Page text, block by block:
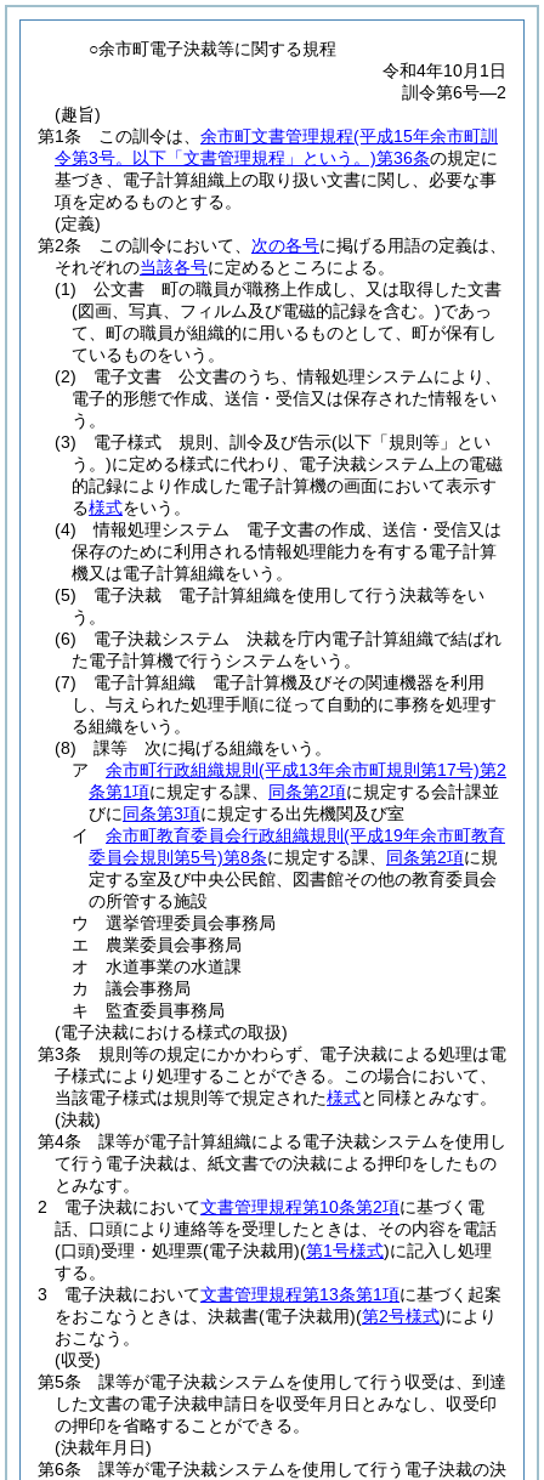
○余市町電子決裁等に関する規程
令和4年10月1日
訓令第6号―2
(趣旨)
第1条
この訓令は、 余市町文書管理規程(平成15年余市町訓
令第3号。以下「文書管理規程」という。)第36条の規定に
基づき、電子計算組織上の取り扱い文書に関し、必要な事
項を定めるものとする。
(定義)
第2条
この訓令において、 次の各号に掲げる用語の定義は、
それぞれの当該各号に定めるところによる。
(1)
公文書 町の職員が職務上作成し、又は取得した文書
(図画、写真、フィルム及び電磁的記録を含む。)であっ
て、町の職員が組織的に用いるものとして、町が保有し
ているものをいう。
(2)
電子文書 公文書のうち、情報処理システムにより、
電子的形態で作成、送信・受信又は保存された情報をい
う。
(3)
電子様式 規則、訓令及び告示(以下「規則等」とい
う。)に定める様式に代わり、電子決裁システム上の電磁
的記録により作成した電子計算機の画面において表示す
る様式をいう。
(4)
情報処理システム 電子文書の作成、送信・受信又は
保存のために利用される情報処理能力を有する電子計算
機又は電子計算組織をいう。
(5)
電子決裁 電子計算組織を使用して行う決裁等をい
う。
(6)
電子決裁システム 決裁を庁内電子計算組織で結ばれ
た電子計算機で行うシステムをいう。
(7)
電子計算組織 電子計算機及びその関連機器を利用
し、与えられた処理手順に従って自動的に事務を処理す
る組織をいう。
(8)
課等 次に掲げる組織をいう。
ア
余市町行政組織規則 (平成13年余市町規則第17号)第2
条第1項に規定する課、 同条第2項に規定する会計課並
びに同条第3項に規定する出先機関及び室
イ
余市町教育委員会行政組織規則 (平成19年余市町教育
委員会規則第5号)第8条に規定する課、 同条第2項に規
定する室及び中央公民館、図書館その他の教育委員会
の所管する施設
ウ
選挙管理委員会事務局
エ
農業委員会事務局
オ
水道事業の水道課
カ
議会事務局
キ
監査委員事務局
(電子決裁における様式の取扱)
第3条
規則等の規定にかかわらず、電子決裁による処理は電
子様式により処理することができる。
この場合において、
当該電子様式は規則等で規定された様式と同様とみなす。
(決裁)
第4条
課等が電子計算組織による電子決裁システムを使用し
て行う電子決裁は、紙文書での決裁による押印をしたもの
とみなす。
2
電子決裁において文書管理規程第10条第2項に基づく電
話、口頭により連絡等を受理したときは、その内容を電話
(口頭)受理・処理票(電子決裁用)(第1号様式)に記入し処理
する。
3
電子決裁において文書管理規程第13条第1項に基づく起案
をおこなうときは、決裁書(電子決裁用)(第2号様式)により
おこなう。
(収受)
第5条
課等が電子決裁システムを使用して行う収受は、到達
した文書の電子決裁申請日を収受年月日とみなし、収受印
の押印を省略することができる。
(決裁年月日)
第6条
課等が電子決裁システムを使用して行う電子決裁の決